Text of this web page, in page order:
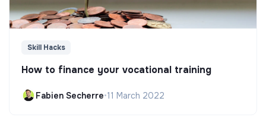
Skill Hacks
How to finance your vocational training
Fabien Secherre•11 March 2022